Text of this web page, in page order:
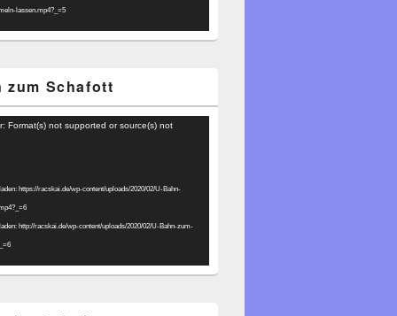
lassen.mp4?_=5
zum Schafott
Format(s) not supported or source(s) not
https://racskai.de/wp-content/uploads/2020/02/U-Bahn-
http://racskai.de/wp-content/uploads/2020/02/U-Bahn-zum-